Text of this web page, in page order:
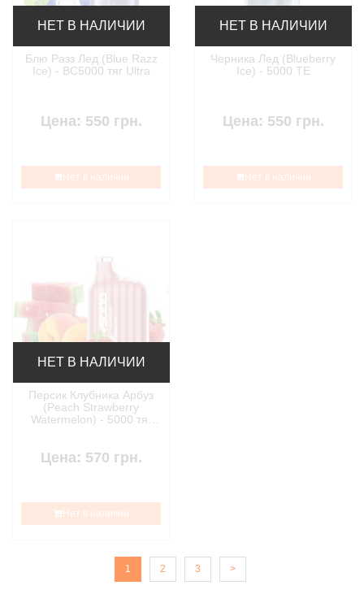
НЕТ В НАЛИЧИИ
Блю Разз Лед (Blue Razz
Ice) - BC5000 тяг Ultra
Цена: 550 грн.
Нет в наличии
НЕТ В НАЛИЧИИ
Черника Лед (Blueberry
Ice) - 5000 TE
Цена: 550 грн.
Нет в наличии
НЕТ В НАЛИЧИИ
Персик Клубника Арбуз
(Peach Strawberry
Watermelon) - 5000 тяг
Цена: 570 грн.
Нет в наличии
1 2 3 >